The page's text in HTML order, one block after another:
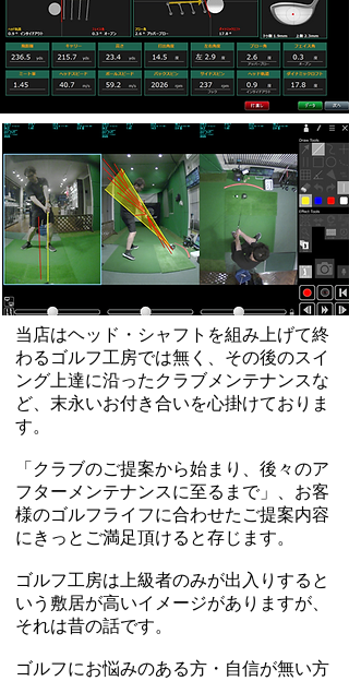
当店はヘッド・シャフトを組み上げて終
わるゴルフ工房では無く、その後のスイ
ング上達に沿ったクラブメンテナンスな
ど、末永いお付き合いを心掛けておりま
す。
「クラブのご提案から始まり、後々のア
フターメンテナンスに至るまで」、お客
様のゴルフライフに合わせたご提案内容
にきっとご満足頂けると存じます。
ゴルフ工房は上級者のみが出入りすると
いう敷居が高いイメージがありますが、
それは昔の話です。
​ゴルフにお悩みのある方・自信が無い方